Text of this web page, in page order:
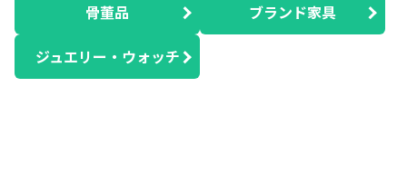
骨董品 ブランド家具
ジュエリー・ウォッチ